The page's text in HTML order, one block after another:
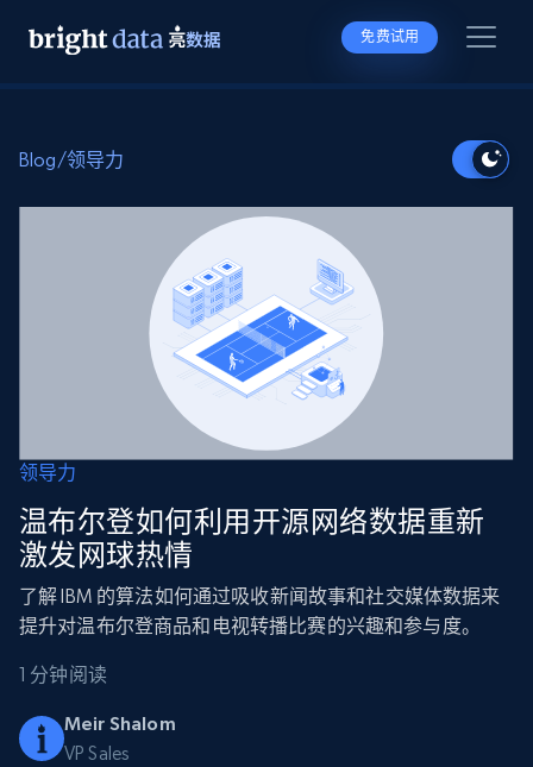
免费试用
Blog/领导力
领导力
温布尔登如何利用开源网络数据重新
激发网球热情
了解 IBM 的算法如何通过吸收新闻故事和社交媒体数据来
提升对温布尔登商品和电视转播比赛的兴趣和参与度。
1 分钟阅读
Meir Shalom
VP Sales